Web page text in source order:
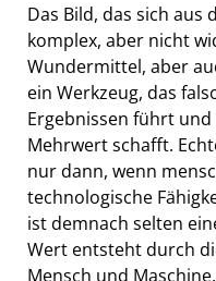
Das Bild, das sich aus
komplex, aber nicht
Wundermittel, aber
ein Werkzeug, das
Ergebnissen führt
Mehrwert schafft.
nur dann, wenn
technologische
ist demnach selten
Wert entsteht durch
Mensch und